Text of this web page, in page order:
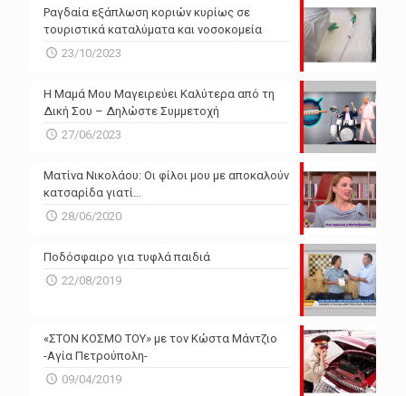
Ραγδαία εξάπλωση κοριών κυρίως σε
τουριστικά καταλύματα και νοσοκομεία
23/10/2023
Η Μαμά Μου Μαγειρεύει Καλύτερα από τη
Δική Σου – Δηλώστε Συμμετοχή
27/06/2023
Ματίνα Νικολάου: Οι φίλοι μου με αποκαλούν
κατσαρίδα γιατί…
28/06/2020
Ποδόσφαιρο για τυφλά παιδιά
22/08/2019
«ΣΤΟΝ ΚΟΣΜΟ ΤΟΥ» με τον Κώστα Μάντζιο
-Αγία Πετρούπολη-
09/04/2019